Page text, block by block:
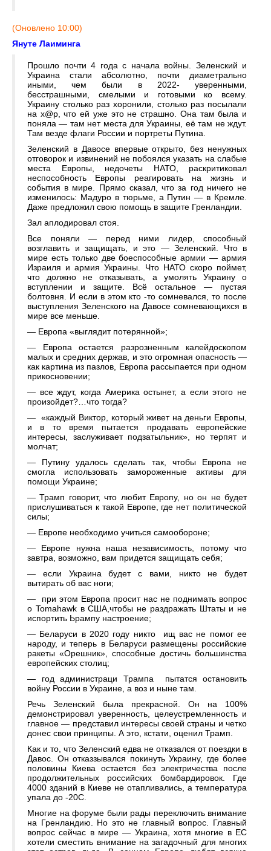
(Оновлено 10:00)
Януте Лаиминга
Прошло почти 4 года с начала войны. Зеленский и
Украина стали абсолютно, почти диаметрально
иными, чем были в 2022- уверенными,
бесстрашными, смелыми и готовыми ко всему.
Украину столько раз хоронили, столько раз посылали
на х@р, что ей уже это не страшно. Она там была и
поняла — там нет места для Украины, её там не ждут.
Там везде флаги России и портреты Путина.
Зеленский в Давосе впервые открыто, без ненужных
отговорок и извинений не побоялся указать на слабые
места Европы, недочеты НАТО, раскритиковал
неспособность Европы реагировать на жизнь и
события в мире. Прямо сказал, что за год ничего не
изменилось: Мадуро в тюрьме, а Путин — в Кремле.
Даже предложил свою помощь в защите Гренландии.
Зал аплодировал стоя.
Все поняли — перед ними лидер, способный
возглавить и защищать, и это — Зеленский. Что в
мире есть только две боеспособные армии — армия
Израиля и армия Украины. Что НАТО скоро поймет,
что должно не отказывать, а умолять Украину о
вступлении и защите. Всё остальное — пустая
болтовня. И если в этом кто -то сомневался, то после
выступления Зеленского на Давосе сомневающихся в
мире все меньше.
— Европа «выглядит потерянной»;
— Европа остается разрозненным калейдоскопом
малых и средних держав, и это огромная опасность —
как картина из пазлов, Европа рассыпается при одном
прикосновении;
— все ждут, когда Америка остынет, а если этого не
произойдет?…что тогда?
— «каждый Виктор, который живет на деньги Европы,
и в то время пытается продавать европейские
интересы, заслуживает подзатыльник», но терпят и
молчат;
— Путину удалось сделать так, чтобы Европа не
смогла использовать замороженные активы для
помощи Украине;
— Трамп говорит, что любит Европу, но он не будет
прислушиваться к такой Европе, где нет политической
силы;
— Европе необходимо учиться самообороне;
— Европе нужна наша независимость, потому что
завтра, возможно, вам придется защищать себя;
— если Украина будет с вами, никто не будет
вытирать об вас ноги;
— при этом Европа просит нас не поднимать вопрос
о Tomahawk в США,чтобы не раздражать Штаты и не
испортить Ьрампу настроение;
— Беларуси в 2020 году никто ищ вас не помог ее
народу, и теперь в Беларуси размещены российские
ракеты «Орешник», способные достичь большинства
европейских столиц;
— год администраци Трампа пытатся остановить
войну России в Украине, а воз и ныне там.
Речь Зеленский была прекрасной. Он на 100%
демонстрировал уверенность, целеустремленность и
главное — представил интересы своей страны и четко
донес свои принципы. А это, кстати, оценил Трамп.
Как и то, что Зеленский едва не отказался от поездки в
Давос. Он отказзывался покинуть Украину, где более
половины Киева остается без электричества после
продолжительных российских бомбардировок. Где
4000 зданий в Киеве не отапливались, а температура
упала до -20C.
Многие на форуме были рады переключить внимание
на Гренландию. Но это не главный вопрос. Главный
вопрос сейчас в мире — Украина, хотя многие в ЕС
хотели сместить внимание на загадочный для многих